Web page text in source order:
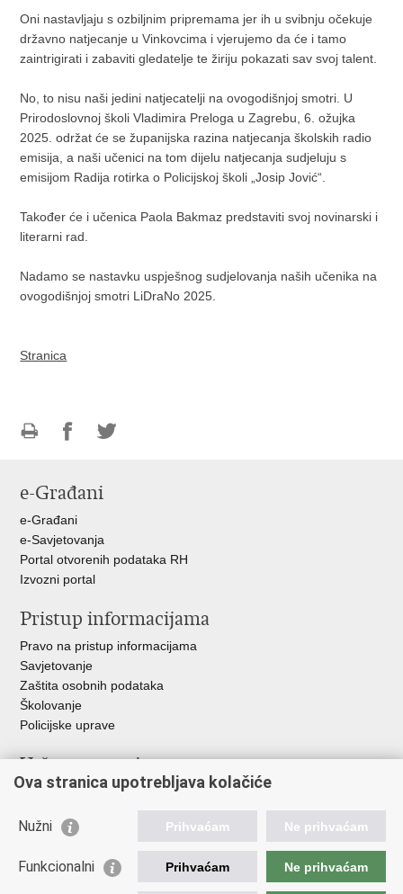
Oni nastavljaju s ozbiljnim pripremama jer ih u svibnju očekuje
državno natjecanje u Vinkovcima i vjerujemo da će i tamo
zaintrigirati i zabaviti gledatelje te žiriju pokazati sav svoj talent.
No, to nisu naši jedini natjecatelji na ovogodišnjoj smotri. U
Prirodoslovnoj školi Vladimira Preloga u Zagrebu, 6. ožujka
2025. održat će se županijska razina natjecanja školskih radio
emisija, a naši učenici na tom dijelu natjecanja sudjeluju s
emisijom Radija rotirka o Policijskoj školi „Josip Jović“.
Također će i učenica Paola Bakmaz predstaviti svoj novinarski i
literarni rad.
Nadamo se nastavku uspješnog sudjelovanja naših učenika na
ovogodišnjoj smotri LiDraNo 2025.
Stranica
FacebookuTwitteru
e-Građani
e-Građani
e-Savjetovanja
Portal otvorenih podataka RH
Izvozni portal
Pristup informacijama
Pravo na pristup informacijama
Savjetovanje
Zaštita osobnih podataka
Školovanje
Policijske uprave
Važne poveznice
Ministarstvo unutarnjih poslova
Muzej policije
Centar za mentalno zdravlje
Ova stranica upotrebljava kolačiće
Nužni Prihvaćam Ne prihvaćam
Funkcionalni Prihvaćam Ne prihvaćam